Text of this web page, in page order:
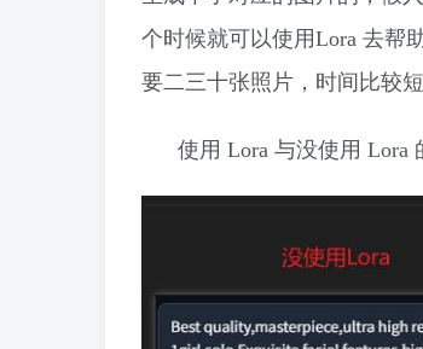
个时候就可以使用Lora 去帮
要二三十张照片，时间比较
使用 Lora 与没使用 Lora